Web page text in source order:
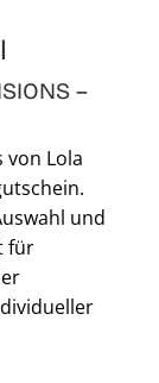
–
von Lola
und
für